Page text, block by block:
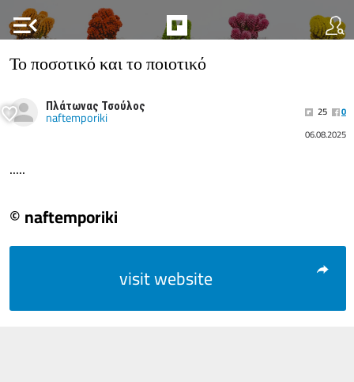
menu_open
Το ποσοτικό και το ποιοτικό
Πλάτωνας Τσούλος
naftemporiki 25
0
06.08.2025
.....
© naftemporiki
visit website